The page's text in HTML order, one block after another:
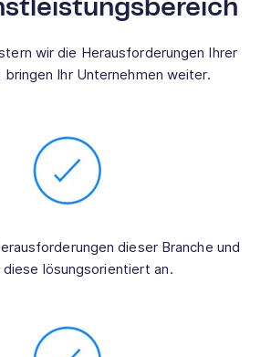
wir die Herausforderungen Ihrer
bringen Ihr Unternehmen weiter.
dieser Branche und
diese lösungsorientiert an.